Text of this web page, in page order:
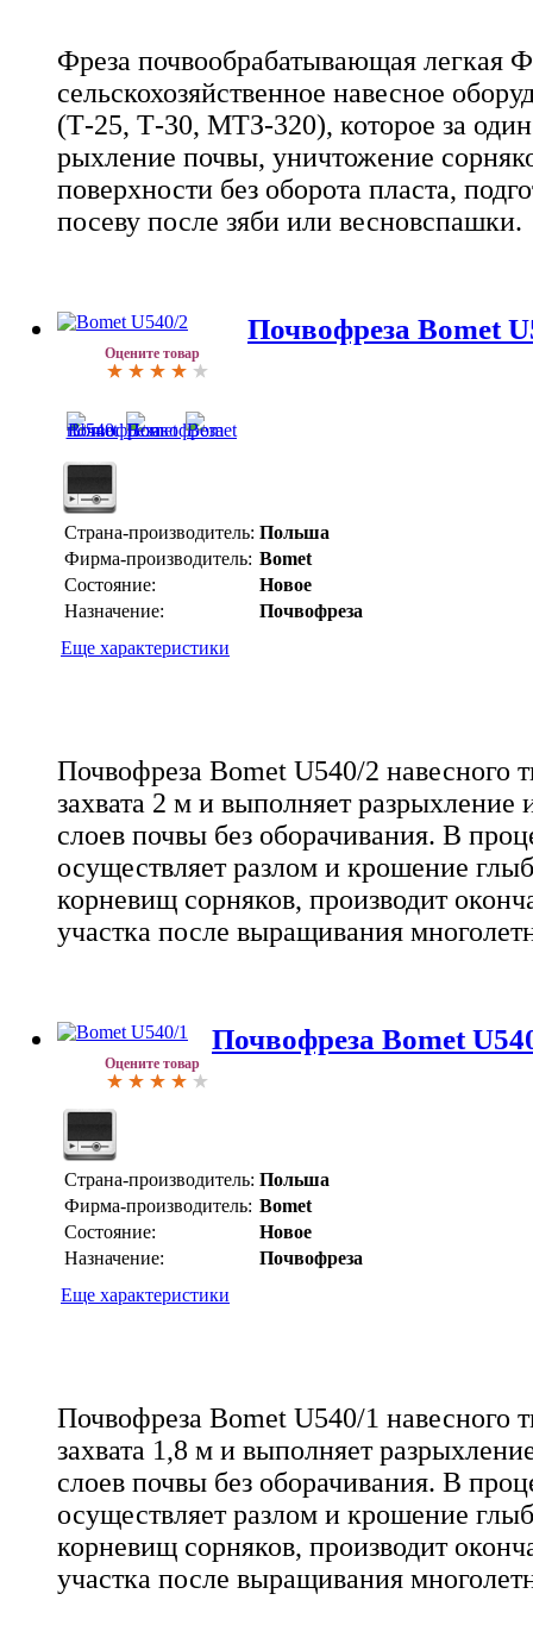
Фреза почвообрабатывающая легкая
сельскохозяйственное навесное
(Т-25, Т-30, МТЗ-320), которое за
рыхление почвы, уничтожение
поверхности без оборота пласта,
посеву после зяби или весновспашки.
Оцените товар
Почвофреза Bomet
Страна-производитель: Польша
Фирма-производитель: Bomet
Состояние:
Новое
Назначение:
Почвофреза
Еще характеристики
Почвофреза Bomet U540/2 навесного
захвата 2 м и выполняет
слоев почвы без оборачивания. В
осуществляет разлом и крошение
корневищ сорняков, производит
участка после выращивания
Оцените товар
Почвофреза Bomet
Страна-производитель: Польша
Фирма-производитель: Bomet
Состояние:
Новое
Назначение:
Почвофреза
Еще характеристики
Почвофреза Bomet U540/1 навесного
захвата 1,8 м и выполняет
слоев почвы без оборачивания. В
осуществляет разлом и крошение
корневищ сорняков, производит
участка после выращивания